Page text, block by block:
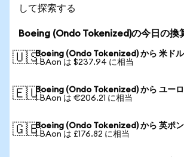
して探索する
Boeing (Ondo Tokenized)の今日の換
🇺🇸Boeing (Ondo Tokenized) から 米ドル
1 BAon は $237.94 に相当
🇪🇺Boeing (Ondo Tokenized) から ユーロ
1 BAon は €206.21 に相当
🇬🇧Boeing (Ondo Tokenized) から 英ポ
1 BAon は £176.82 に相当